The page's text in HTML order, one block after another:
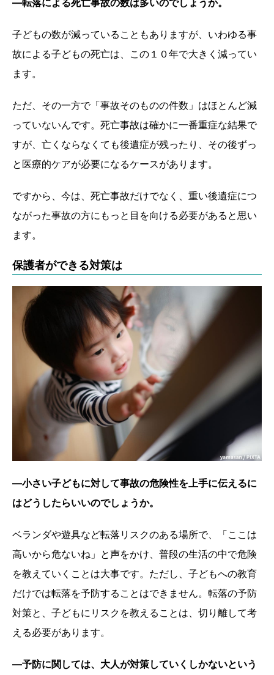
―転落による死亡事故の数は多いのでしょうか。
子どもの数が減っていることもありますが、いわゆる事
故による子どもの死亡は、この１０年で大きく減ってい
ます。
ただ、その一方で「事故そのものの件数」はほとんど減
っていないんです。死亡事故は確かに一番重症な結果で
すが、亡くならなくても後遺症が残ったり、その後ずっ
と医療的ケアが必要になるケースがあります。
ですから、今は、死亡事故だけでなく、重い後遺症につ
ながった事故の方にもっと目を向ける必要があると思い
ます。
保護者ができる対策は
―小さい子どもに対して事故の危険性を上手に伝えるに
はどうしたらいいのでしょうか。
ベランダや遊具など転落リスクのある場所で、「ここは
高いから危ないね」と声をかけ、普段の生活の中で危険
を教えていくことは大事です。ただし、子どもへの教育
だけでは転落を予防することはできません。転落の予防
対策と、子どもにリスクを教えることは、切り離して考
える必要があります。
―予防に関しては、大人が対策していくしかないという